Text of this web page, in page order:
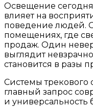
Освещение
влияет на
поведение людей.
помещениях, где
продаж. Один
выглядит
становится в разы
Системы трекового
главный запрос
и универсальность